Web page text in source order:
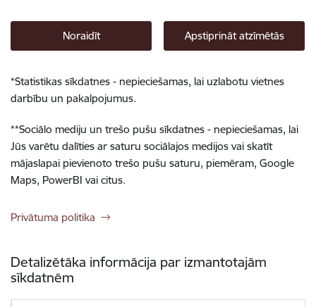
Noraidīt Apstiprināt atzīmētās
*Statistikas sīkdatnes - nepieciešamas, lai uzlabotu vietnes
darbību un pakalpojumus.
**Sociālo mediju un trešo pušu sīkdatnes - nepieciešamas, lai
Jūs varētu dalīties ar saturu sociālajos medijos vai skatīt
mājaslapai pievienoto trešo pušu saturu, piemēram, Google
Maps, PowerBI vai citus.
Privātuma politika
Detalizētāka informācija par izmantotajām
sīkdatnēm